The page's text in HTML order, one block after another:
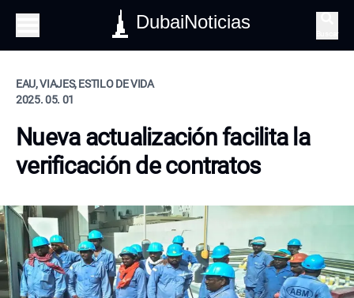
DubaiNoticias
EAU, VIAJES, ESTILO DE VIDA
2025. 05. 01
Nueva actualización facilita la
verificación de contratos